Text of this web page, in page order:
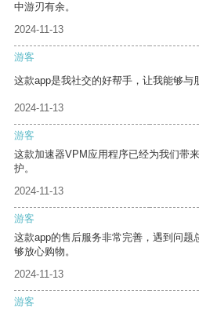
中游刃有余。
2024-11-13
游客
这款app是我社交的好帮手，让我能够与
2024-11-13
游客
这款加速器VPM应用程序已经为我们带
护。
2024-11-13
游客
这款app的售后服务非常完善，遇到问题
够放心购物。
2024-11-13
游客